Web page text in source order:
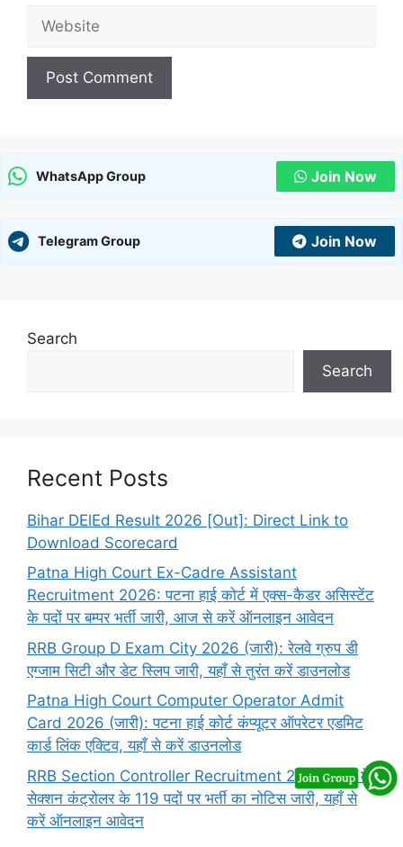
WhatsApp Group Join Now
Telegram Group Join Now
Search
Search
Recent Posts
Bihar DElEd Result 2026 [Out]: Direct Link to
Download Scorecard
Patna High Court Ex-Cadre Assistant
Recruitment 2026: पटना हाई कोर्ट में एक्स-कैडर असिस्टेंट
के पदों पर बम्पर भर्ती जारी, आज से करें ऑनलाइन आवेदन
RRB Group D Exam City 2026 (जारी): रेलवे ग्रुप डी
एग्जाम सिटी और डेट स्लिप जारी, यहाँ से तुरंत करें डाउनलोड
Patna High Court Computer Operator Admit
Card 2026 (जारी): पटना हाई कोर्ट कंप्यूटर ऑपरेटर एडमिट
कार्ड लिंक एक्टिव, यहाँ से करें डाउनलोड
RRB Section Controller Recruitment 2026: रेलवे में
सेक्शन कंट्रोलर के 119 पदों पर भर्ती का नोटिस जारी, यहाँ से
करें ऑनलाइन आवेदन